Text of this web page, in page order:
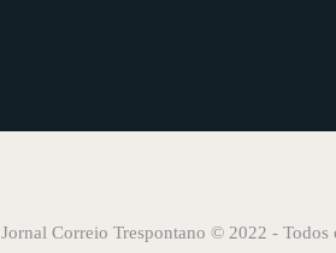
Jornal Correio Trespontano © 2022 - Todos